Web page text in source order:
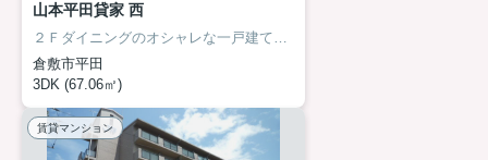
山本平田貸家 西
２Ｆダイニングのオシャレな一戸建て。万寿小学校区。
倉敷市平田
3DK (67.06㎡)
賃貸マンション